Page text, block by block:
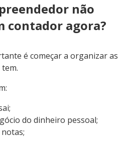
não
contador agora?
é começar a organizar as
do dinheiro pessoal;